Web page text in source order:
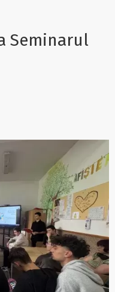
Seminarul